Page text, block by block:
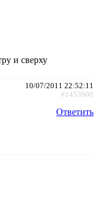
и сверху
10/07/2011 22:52:11
#1453900
Ответить